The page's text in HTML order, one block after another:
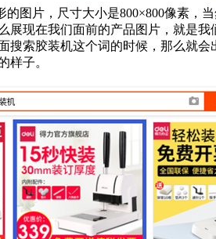
的图片，尺寸大小是800×800像素，
展现在我们面前的产品图片，就是
搜索胶装机这个词的时候，那么就
样子。